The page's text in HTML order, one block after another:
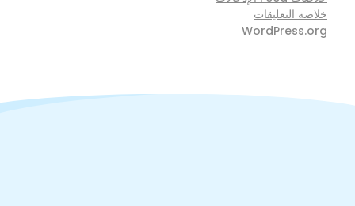
خلاصة التعليقات
WordPress.org